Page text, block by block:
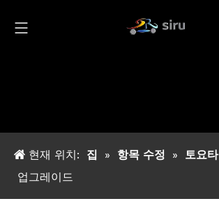
현재 위치: 집 » 항목 수정 » 토요타
업그레이드